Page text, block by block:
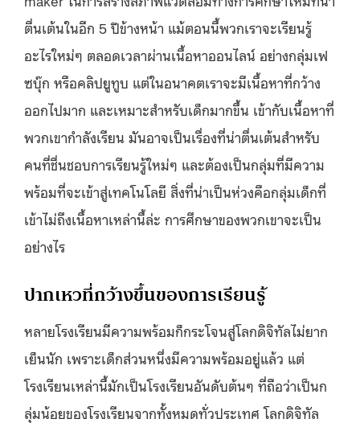
ตื่นเต้นในอีก 5 ปีข้างหน้า แม้ตอนนี้พวกเราจะเรียนรู้
อะไรใหม่ๆ ตลอดเวลาผ่านเนื้อหาออนไลน์ อย่างกลุ่มเฟ
ซบุ๊ก หรือคลิปยูทูบ แต่ในอนาคตเราจะมีเนื้อหาที่กว้าง
ออกไปมาก และเหมาะสำหรับเด็กมากขึ้น เข้ากับเนื้อหาที่
พวกเขากำลังเรียน มันอาจเป็นเรื่องที่น่าตื่นเต้นสำหรับ
คนที่ชื่นชอบการเรียนรู้ใหม่ๆ และต้องเป็นกลุ่มที่มีความ
พร้อมที่จะเข้าสู่เทคโนโลยี สิ่งที่น่าเป็นห่วงคือกลุ่มเด็กที่
เข้าไม่ถึงเนื้อหาเหล่านี้ล่ะ การศึกษาของพวกเขาจะเป็น
อย่างไร
ปากเหวที่กว้างขึ้นของการเรียนรู้
หลายโรงเรียนมีความพร้อมก็กระโจนสู่โลกดิจิทัลไม่ยาก
เย็นนัก เพราะเด็กส่วนหนึ่งมีความพร้อมอยู่แล้ว แต่
โรงเรียนเหล่านี้มักเป็นโรงเรียนอันดับต้นๆ ที่ถือว่าเป็นก
ลุ่มน้อยของโรงเรียนจากทั้งหมดทั่วประเทศ โลกดิจิทัล